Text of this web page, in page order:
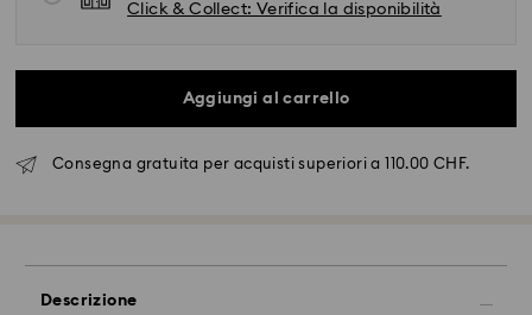
Click & Collect: Verifica la disponibilità
Aggiungi al carrello
Consegna gratuita per acquisti superiori a 110.00 CHF.
Descrizione